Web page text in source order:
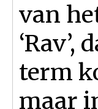
van
term
maar